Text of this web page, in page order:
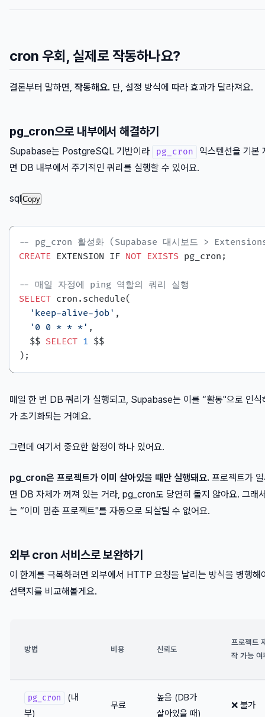
cron 우회, 실제로 작동하나요?
결론부터 말하면, 작동해요. 단, 설정 방식에 따라 효과가 달라져요.
pg_cron으로 내부에서 해결하기
Supabase는 PostgreSQL 기반이라 pg_cron
익스텐션을 기본
면 DB 내부에서 주기적인 쿼리를 실행할 수 있어요.
sql Copy
-- pg_cron 활성화 (Supabase 대시보드 >
CREATE EXTENSION IF NOT EXISTS pg_cron;
-- 매일 자정에 ping 역할의 쿼리 실행
SELECT cron.schedule(
'keep-alive-job' ,
'0 0 * * *' ,
  $$
SELECT 1 $$
매일 한 번 DB 쿼리가 실행되고, Supabase는 이를 “활동"으로 인식
가 초기화되는 거예요.
그런데 여기서 중요한 함정이 하나 있어요.
pg_cron은 프로젝트가 이미 살아있을 때만 실행돼요. 프로젝트가
면 DB 자체가 꺼져 있는 거라, pg_cron도 당연히 돌지 않아요. 그래
는 “이미 멈춘 프로젝트"를 자동으로 되살릴 수 없어요.
외부 cron 서비스로 보완하기
이 한계를 극복하려면 외부에서 HTTP 요청을 날리는 방식을 병행해
선택지를 비교해볼게요.
방법 비용 신뢰도
프로젝트
작 가능 여
pg_cron
(내
부)
무료
높음 (DB가
살아있을 때)
❌ 불가